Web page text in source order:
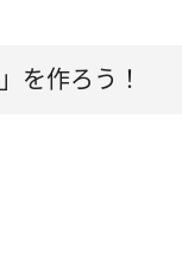
を作ろう！